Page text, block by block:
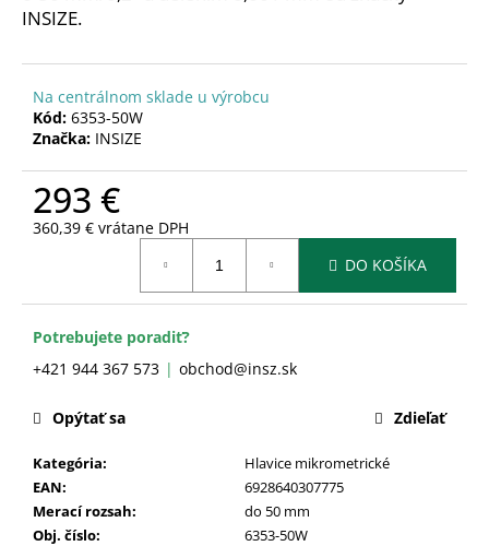
INSIZE.
Na centrálnom sklade u výrobcu
Kód: 6353-50W
Značka: INSIZE
293 €
360,39 € vrátane DPH
DO KOŠÍKA
Potrebujete poradiť?
+421 944 367 573
obchod@insz.sk
Kategória:
Hlavice mikrometrické
EAN:
6928640307775
Merací rozsah:
do 50 mm
Obj. číslo: 6353-50W
Opýtať sa Zdieľať
d
p
o
r
ú
e